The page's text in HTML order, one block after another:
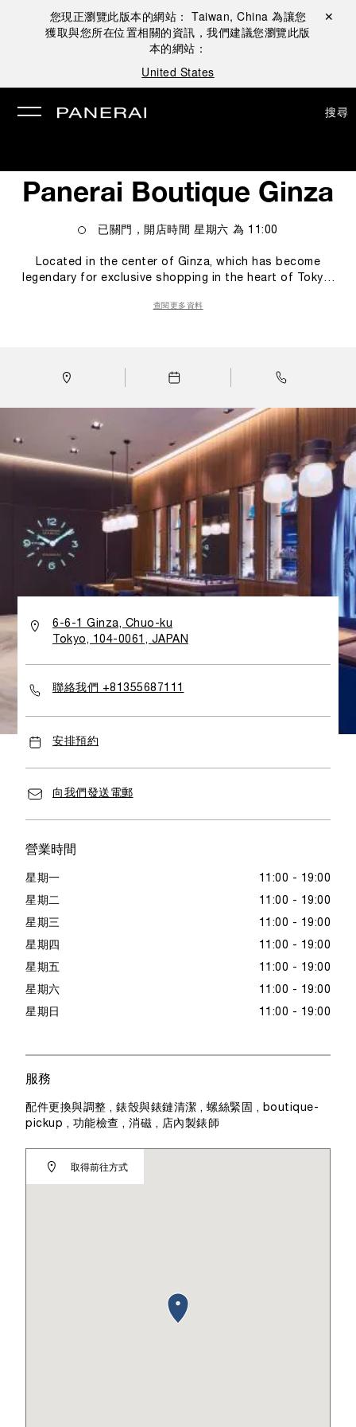
您現正瀏覽此版本的網站： Taiwan, China 為讓您
獲取與您所在位置相關的資訊，我們建議您瀏覽此版
本的網站：
United States
關閉 ✕
搜尋
Panerai Boutique Ginza
已關門，開店時間 星期六 為 11:00
Located in the center of Ginza, which has become
legendary for exclusive shopping in the heart of Tokyo,
where the most famous international brands in the field
an element that has always accompanied the history of
Panerai watches since the first years of collaboration
with the Royal Italian Navy. The reinterpretation of
Officine Panerai's typical nautical style also uses
materials in Japan, including teak and steel, porthole-
shaped display cabinets and sinuous undulating shapes
that recall the waves of the ocean or the hulls of the
most elegant yachts.
查閱更多資料
6-6-1 Ginza, Chuo-ku
Tokyo, 104-0061, JAPAN
聯絡我們 +81355687111
安排預約
向我們發送電郵
營業時間
星期一 11:00 - 19:00
星期二 11:00 - 19:00
星期三 11:00 - 19:00
星期四 11:00 - 19:00
星期五 11:00 - 19:00
星期六 11:00 - 19:00
星期日 11:00 - 19:00
取得前往方式
服務
配件更換與調整 , 錶殼與錶鏈清潔 , 螺絲緊固 , boutique-
pickup , 功能檢查 , 消磁 , 店內製錶師